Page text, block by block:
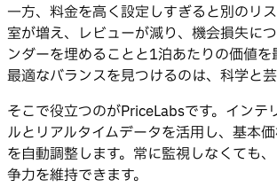
一方、料金を高く設定しすぎると別のリ
室が増え、レビューが減り、機会損失に
ンダーを埋めることと1泊あたりの価値
最適なバランスを見つけるのは、科学と芸
そこで役立つのがPriceLabsです。インテ
ルとリアルタイムデータを活用し、基本
を自動調整します。常に監視しなくても
争力を維持できます。